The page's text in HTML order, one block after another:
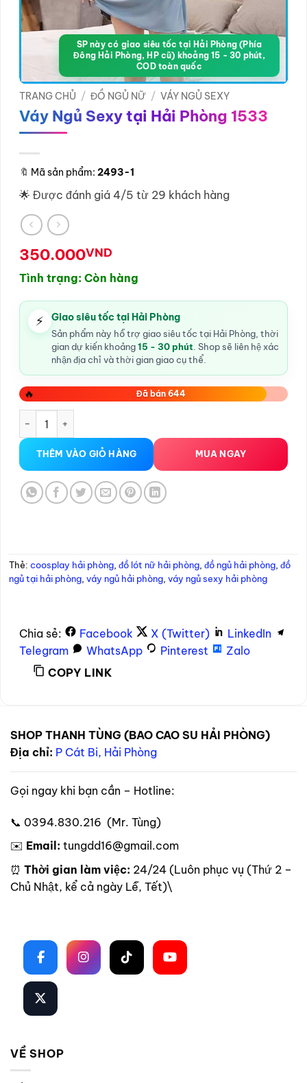
SP này có giao siêu tốc tại Hải Phòng (Phía
Đông Hải Phòng, HP cũ) khoảng 15 - 30 phút,
COD toàn quốc
TRANG CHỦ / ĐỒ NGỦ NỮ / VÁY NGỦ SEXY
Váy Ngủ Sexy tại Hải Phòng 1533
🔖 Mã sản phẩm: 2493-1
🌟 Được đánh giá 4/5 từ 29 khách hàng
350.000VND
Tình trạng: Còn hàng
⚡ Giao siêu tốc tại Hải Phòng
Sản phẩm này hỗ trợ giao siêu tốc tại Hải Phòng, thời
gian dự kiến khoảng15 - 30 phút. Shop sẽ liên hệ xác
nhận địa chỉ và thời gian giao cụ thể.
🔥 Đã bán 644
THÊM VÀO GIỎ HÀNG MUA NGAY
Thẻ: coosplay hải phòng đồ lót nữ hải phòng đồ ngủ hải phòng đồ
ngủ tại hải phòng váy ngủ hải phòng váy ngủ sexy hải phòng
Chia sẻ: Facebook X (Twitter)
LinkedIn
Telegram
WhatsApp Pinterest
Zalo
COPY LINK
SHOP THANH TÙNG (BAO CAO SU HẢI PHÒNG)
Địa chỉ: P Cát Bi, Hải Phòng
Gọi ngay khi bạn cần – Hotline:
📞 0394.830.216 (Mr. Tùng)
✉️ Email: tungdd16@gmail.com
⏰ Thời gian làm việc: 24/24 (Luôn phục vụ (Thứ 2 –
Chủ Nhật, kể cả ngày Lễ, Tết)\
VỀ SHOP